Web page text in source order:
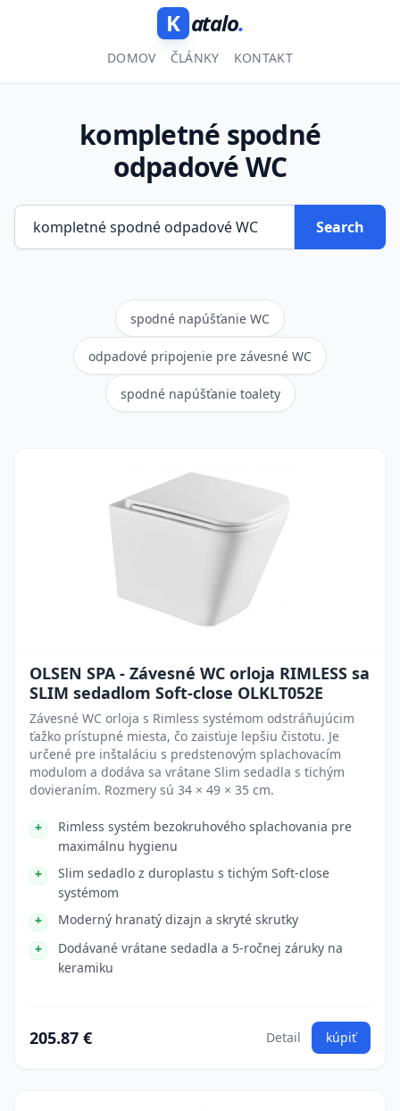
K atalo.
DOMOV ČLÁNKY KONTAKT
kompletné spodné
odpadové WC
Search
spodné napúšťanie WC
odpadové pripojenie pre závesné WC
spodné napúšťanie toalety
OLSEN SPA - Závesné WC orloja RIMLESS sa
SLIM sedadlom Soft-close OLKLT052E
Závesné WC orloja s Rimless systémom odstráňujúcim
ťažko prístupné miesta, čo zaisťuje lepšiu čistotu. Je
určené pre inštaláciu s predstenovým splachovacím
modulom a dodáva sa vrátane Slim sedadla s tichým
dovieraním. Rozmery sú 34 × 49 × 35 cm.
Rimless systém bezokruhového splachovania pre
maximálnu hygienu
Slim sedadlo z duroplastu s tichým Soft-close
systémom
Moderný hranatý dizajn a skryté skrutky
Dodávané vrátane sedadla a 5-ročnej záruky na
keramiku
205.87 € Detail kúpiť